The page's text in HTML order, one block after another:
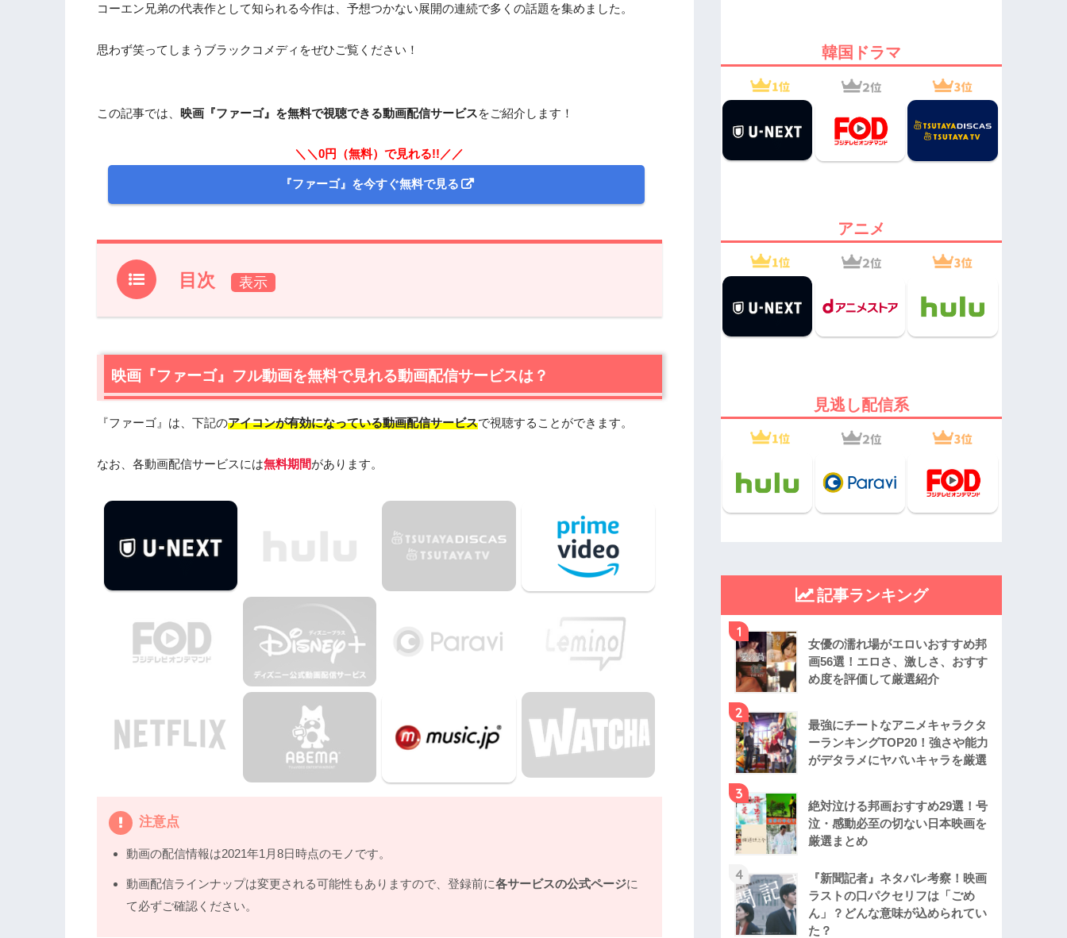
コーエン兄弟の代表作として知られる今作は、予想つかない展開の連続で多くの話題を集めました。
思わず笑ってしまうブラックコメディをぜひご覧ください！
この記事では、 映画『ファーゴ』を無料で視聴できる動画配信サービスをご紹介します！
＼＼0円（無料）で見れる!!／／
『ファーゴ』を今すぐ無料で見る
目次
1.映画『ファーゴ』フル動画を無料で見れる動画配信サービスは？
2.『ファーゴ』作品情報
2.1 『ファーゴ』あらすじ
2.3『ファーゴ』制作スタッフ
4. 映画『ファーゴ』の動画はDailymotionやPandoraではなく、配信サービスで安全に見よう
映画『ファーゴ』動画フル無料視聴まとめ
映画『ファーゴ』フル動画を無料で見れる動画配信サービスは？
『ファーゴ』は、下記のアイコンが有効になっている動画配信サービスで視聴することができます。
なお、各動画配信サービスには無料期間があります。
注意点
動画の配信情報は2021年1月8日時点のモノです。
動画配信ラインナップは変更される可能性もありますので、登録前に各サービスの公式ページに
て必ずご確認ください。
韓国ドラマ
アニメ
見逃し配信系
記事ランキング
1
女優の濡れ場がエロいおすすめ邦
画56選！エロさ、激しさ、おすす
め度を評価して厳選紹介
2
最強にチートなアニメキャラクタ
ーランキングTOP20！強さや能力
がデタラメにヤバいキャラを厳選
3
絶対泣ける邦画おすすめ29選！号
泣・感動必至の切ない日本映画を
厳選まとめ
4
『新聞記者』ネタバレ考察！映画
ラストの口パクセリフは「ごめ
ん」？どんな意味が込められてい
た？